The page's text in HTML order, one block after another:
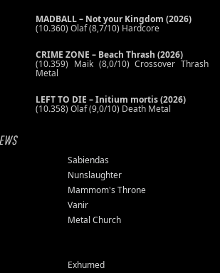
MADBALL – Not your Kingdom (2026)
(10.360) Olaf (8,7/10) Hardcore
CRIME ZONE – Beach Thrash (2026)
(10.359) Maik (8,0/10) Crossover Thrash
Metal
LEFT TO DIE – Initium mortis (2026)
(10.358) Olaf (9,0/10) Death Metal
Sabiendas
Nunslaughter
Mammom's Throne
Vanir
Metal Church
Exhumed